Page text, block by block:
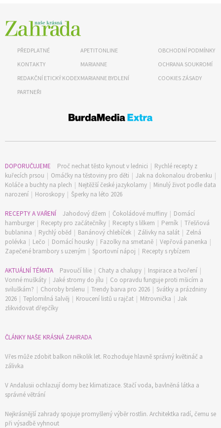
PŘEDPLATNÉ
KONTAKTY
REDAKČNÍ ETICKÝ KODEX
PARTNEŘI
APETITONLINE
MARIANNE
MARIANNE BYDLENÍ
OBCHODNÍ PODMÍNKY
OCHRANA SOUKROMÍ
COOKIES ZÁSADY
DOPORUČUJEME Proč nechat těsto kynout v lednici | Rychlé recepty z
kuřecích prsou | Omáčky na těstoviny pro děti | Jak na dokonalou drobenku |
Koláče a buchty na plech | Nejtěžší české jazykolamy | Minulý život podle data
narození | Horoskopy | Šperky na léto 2026
RECEPTY A VAŘENÍ Jahodový džem | Čokoládové muffiny | Domácí
hamburger | Recepty pro začátečníky | Recepty s lilkem | Perník | Třešňová
bublanina | Rychlý oběd | Banánový chlebíček | Zálivky na salát | Zelná
polévka | Lečo | Domácí housky | Fazolky na smetaně | Vepřová panenka |
Zapečené brambory s uzeným | Sportovní nápoj | Recepty s rybízem
AKTUÁLNÍ TÉMATA Pavoučí lilie | Chaty a chalupy | Inspirace a tvoření |
Vonné muškáty | Jaké stromy do jílu | Co opravdu funguje proti mšicím a
sviluškám? | Choroby brslenu | Trendy barva pro 2026 | Svátky a prázdniny
2026 | Teplomilná šalvěj | Kroucení listů u rajčat | Mitrovnička | Jak
zlikvidovat dřepčíky
ČLÁNKY NAŠE KRÁSNÁ ZAHRADA
Vřes může zdobit balkon několik let. Rozhoduje hlavně správný květináč a
zálivka
V Andalusii ochlazují domy bez klimatizace. Stačí voda, bavlněná látka a
správné větrání
Nejkrásnější zahrady spojuje promyšlený výběr rostlin. Architektka radí, čemu se
při výsadbě vyhnout